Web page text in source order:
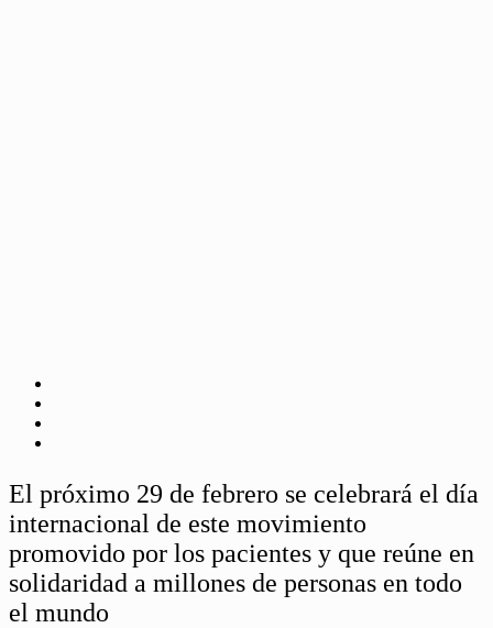
El próximo 29 de febrero se celebrará el día
internacional de este movimiento
promovido por los pacientes y que reúne en
solidaridad a millones de personas en todo
el mundo